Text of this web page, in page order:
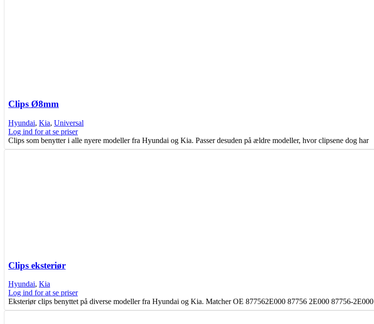
Clips Ø8mm
Hyundai, Kia, Universal
Log ind for at se priser
Clips som benytter i alle nyere modeller fra Hyundai og Kia. Passer desuden på ældre modeller, hvor clipsene dog har
Clips eksteriør
Hyundai, Kia
Log ind for at se priser
Eksteriør clips benyttet på diverse modeller fra Hyundai og Kia. Matcher OE 877562E000 87756 2E000 87756-2E000